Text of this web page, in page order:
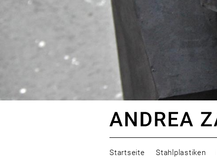
Startseite Stahlplastiken